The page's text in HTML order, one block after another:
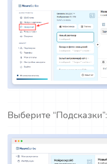
Выберите “Подсказки”: